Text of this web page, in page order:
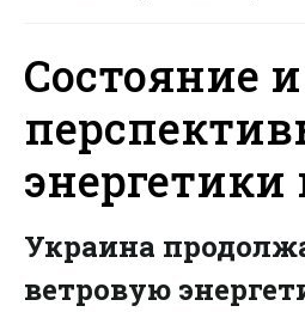
Состояние и
энергетики
Украина
ветровую